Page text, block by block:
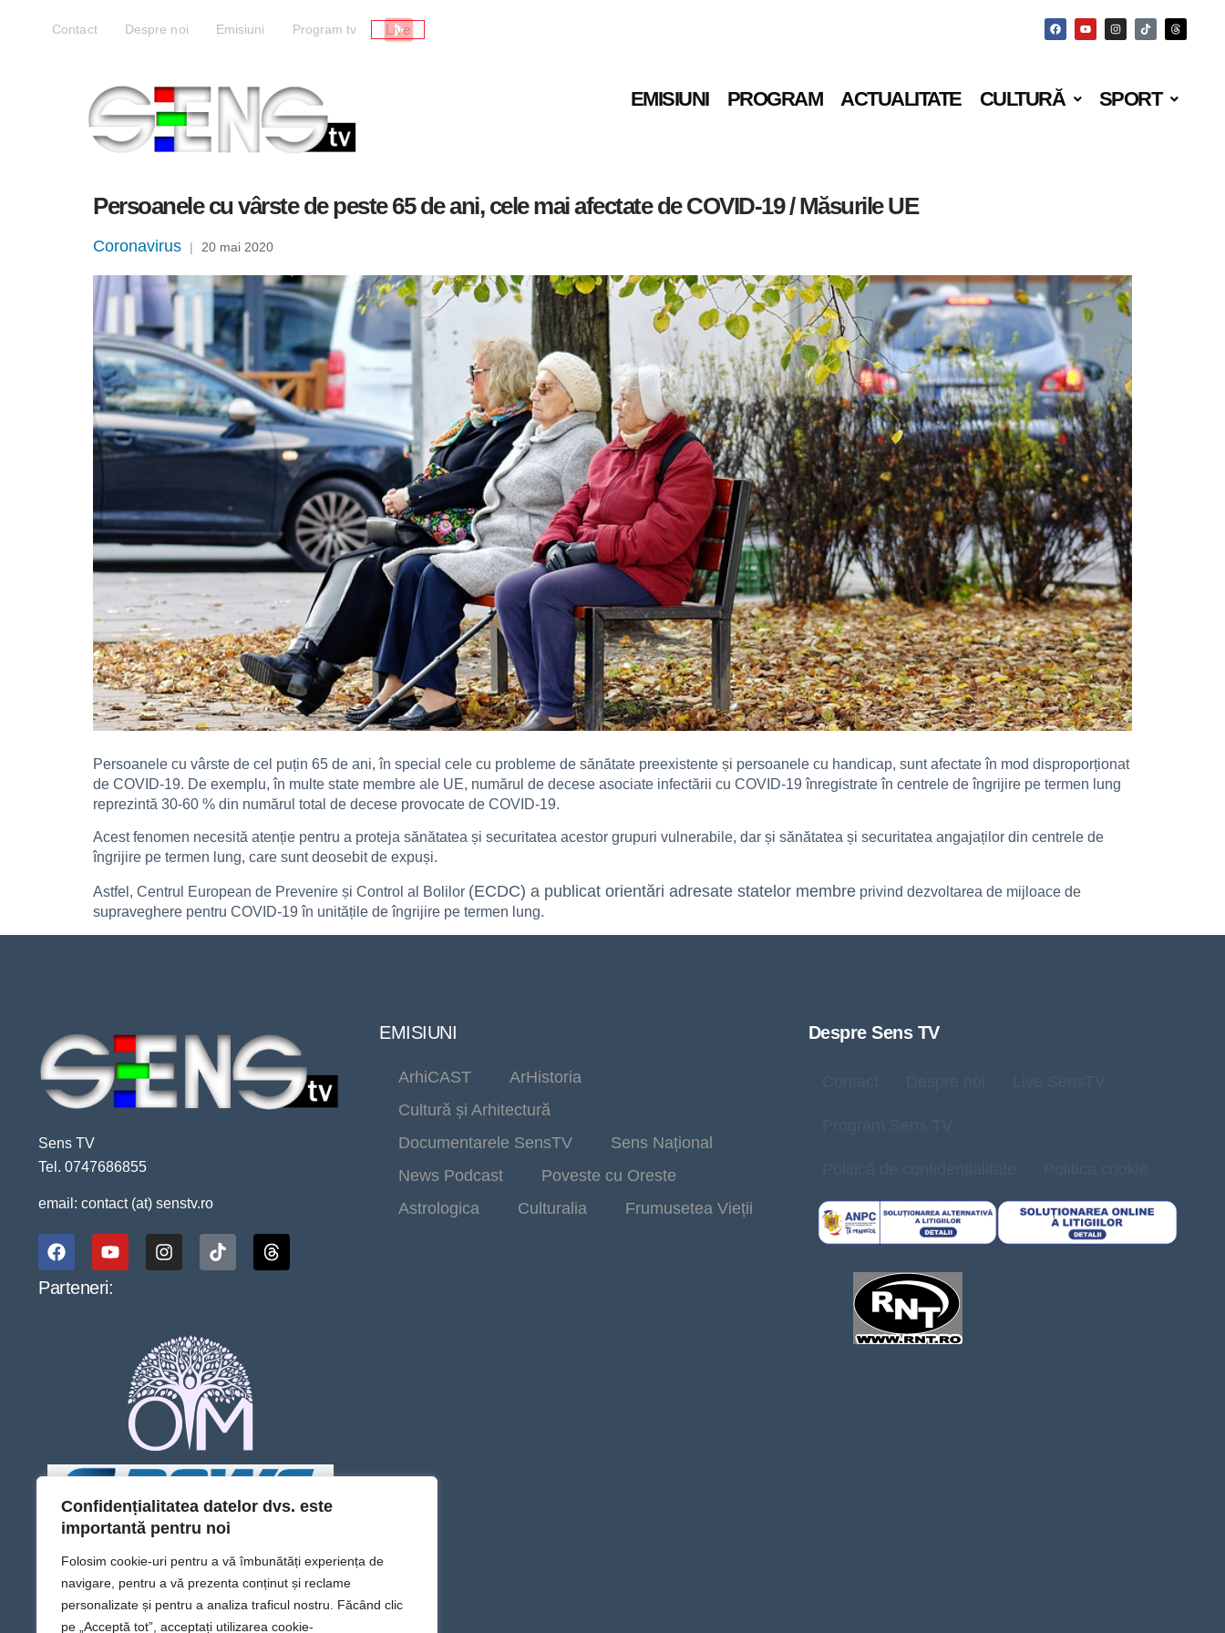
Confidențialitatea datelor dvs. este
importantă pentru noi
Folosim cookie-uri pentru a vă îmbunătăți experiența de
navigare, pentru a vă prezenta conținut și reclame
personalizate și pentru a analiza traficul nostru. Făcând clic
pe „Acceptă tot”, acceptați utilizarea cookie-
Contact Despre noi Emisiuni Program tv Live
EMISIUNI PROGRAM ACTUALITATE CULTURĂ SPORT
Persoanele cu vârste de peste 65 de ani, cele mai afectate de COVID-19 / Măsurile UE
Coronavirus | 20 mai 2020
Persoanele cu vârste de cel puțin 65 de ani, în special cele cu probleme de sănătate preexistente și persoanele cu handicap, sunt afectate în mod disproporționat
de COVID-19. De exemplu, în multe state membre ale UE, numărul de decese asociate infectării cu COVID-19 înregistrate în centrele de îngrijire pe termen lung
reprezintă 30-60 % din numărul total de decese provocate de COVID-19.
Acest fenomen necesită atenție pentru a proteja sănătatea și securitatea acestor grupuri vulnerabile, dar și sănătatea și securitatea angajaților din centrele de
îngrijire pe termen lung, care sunt deosebit de expuși.
Astfel, Centrul European de Prevenire și Control al Bolilor (ECDC) a publicat orientări adresate statelor membre privind dezvoltarea de mijloace de
supraveghere pentru COVID-19 în unitățile de îngrijire pe termen lung.
Sens TV
Tel. 0747686855
email: contact (at) senstv.ro
Parteneri:
EMISIUNI
ArhiCAST
ArHistoria
Cultură și Arhitectură
Documentarele SensTV
Sens Național
News Podcast
Poveste cu Oreste
Astrologica
Culturalia Frumusetea Vieții
Despre Sens TV